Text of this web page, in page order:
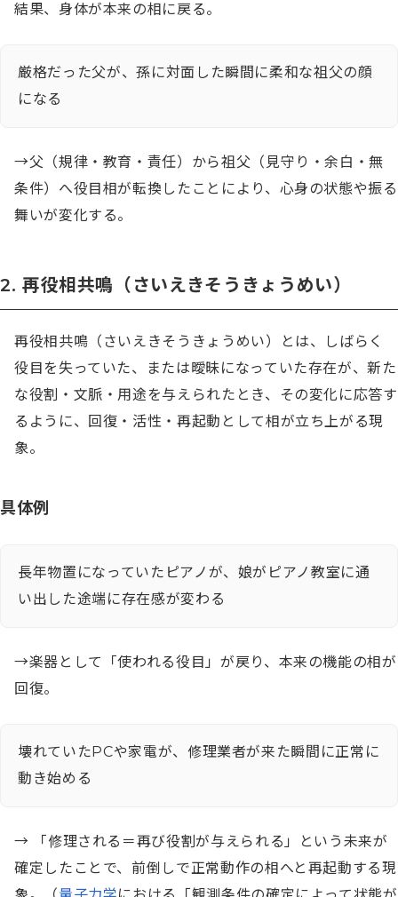
結果、身体が本来の相に戻る。
厳格だった父が、孫に対面した瞬間に柔和な祖父の顔
になる
→父（規律・教育・責任）から祖父（見守り・余白・無
条件）へ役目相が転換したことにより、心身の状態や振る
舞いが変化する。
2. 再役相共鳴（さいえきそうきょうめい）
再役相共鳴（さいえきそうきょうめい）とは、しばらく
役目を失っていた、または曖昧になっていた存在が、新た
な役割・文脈・用途を与えられたとき、その変化に応答す
るように、回復・活性・再起動として相が立ち上がる現
象。
具体例
長年物置になっていたピアノが、娘がピアノ教室に通
い出した途端に存在感が変わる
→楽器として「使われる役目」が戻り、本来の機能の相が
回復。
壊れていたPCや家電が、修理業者が来た瞬間に正常に
動き始める
→ 「修理される＝再び役割が与えられる」という未来が
確定したことで、前倒しで正常動作の相へと再起動する現